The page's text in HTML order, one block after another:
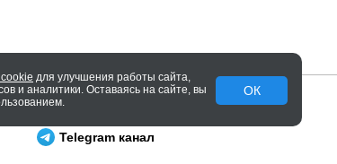
ОК
для улучшения работы сайта,
и аналитики. Оставаясь на сайте, вы
Telegram канал